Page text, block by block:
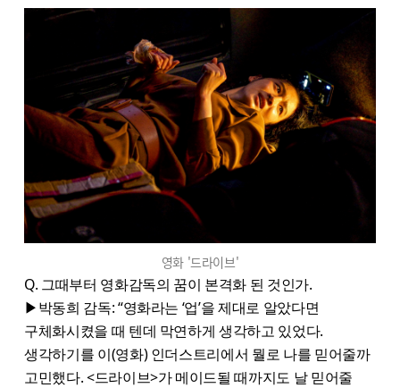
영화 '드라이브'
Q. 그때부터 영화감독의 꿈이 본격화 된 것인가.
▶박동희 감독: “영화라는 ‘업’을 제대로 알았다면
구체화시켰을 때 텐데 막연하게 생각하고 있었다.
생각하기를 이(영화) 인더스트리에서 뭘로 나를 믿어줄까
고민했다. <드라이브>가 메이드될 때까지도 날 믿어줄